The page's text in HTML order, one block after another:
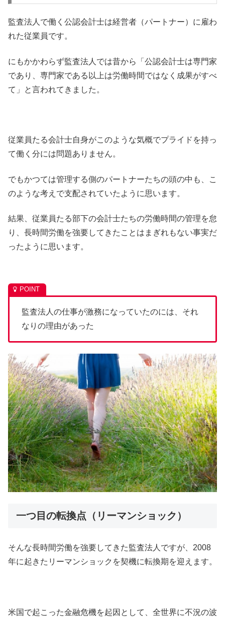
監査法人で働く公認会計士は経営者（パートナー）に雇わ
れた従業員です。
にもかかわらず監査法人では昔から「公認会計士は専門家
であり、専門家である以上は労働時間ではなく成果がすべ
て」と言われてきました。
従業員たる会計士自身がこのような気概でプライドを持っ
て働く分には問題ありません。
でもかつては管理する側のパートナーたちの頭の中も、こ
のような考えで支配されていたように思います。
結果、従業員たる部下の会計士たちの労働時間の管理を怠
り、長時間労働を強要してきたことはまぎれもない事実だ
ったように思います。
監査法人の仕事が激務になっていたのには、それ
なりの理由があった
一つ目の転換点（リーマンショック）
そんな長時間労働を強要してきた監査法人ですが、2008
年に起きたリーマンショックを契機に転換期を迎えます。
米国で起こった金融危機を起因として、全世界に不況の波